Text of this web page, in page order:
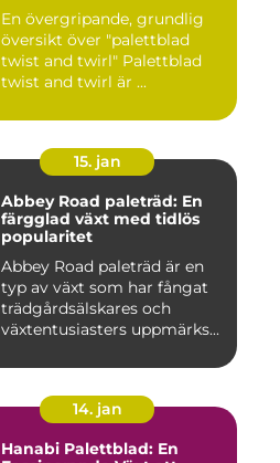
En övergripande, grundlig
översikt över "palettblad
twist and twirl" Palettblad
twist and twirl är ...
15. jan
Abbey Road paleträd: En
färgglad växt med tidlös
popularitet
Abbey Road paleträd är en
typ av växt som har fångat
trädgårdsälskares och
växtentusiasters uppmärks...
14. jan
Hanabi Palettblad: En